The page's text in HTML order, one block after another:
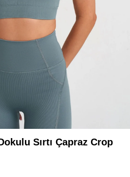
Sırtı Çapraz Crop
Tenis Eteği
Sporcu Atleti
Spor Body
Uzun Kollu Spor Üst